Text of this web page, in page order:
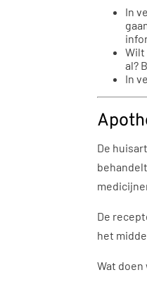
In
Wilt
al?
In
De
De
het
Wat